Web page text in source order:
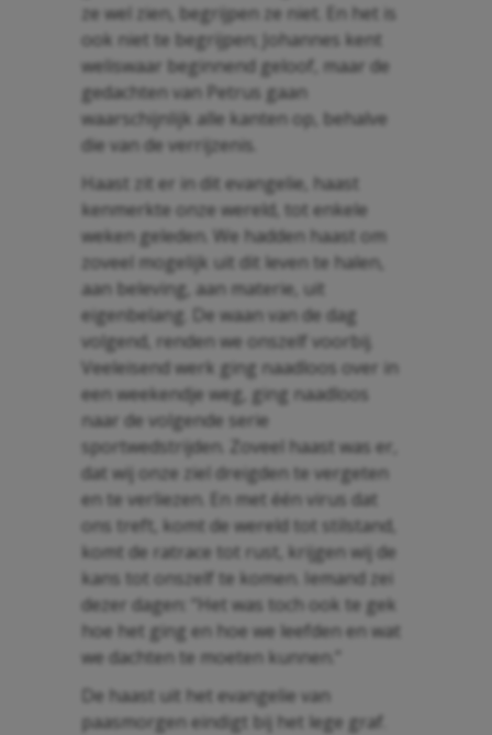
ze wel zien, begrijpen ze niet. En het is
ook niet te begrijpen; Johannes kent
weliswaar beginnend geloof, maar de
gedachten van Petrus gaan
waarschijnlijk alle kanten op, behalve
die van de verrijzenis.
Haast zit er in dit evangelie, haast
kenmerkte onze wereld, tot enkele
weken geleden. We hadden haast om
zoveel mogelijk uit dit leven te halen,
aan beleving, aan materie, uit
eigenbelang. De waan van de dag
volgend, renden we onszelf voorbij.
Veeleisend werk ging naadloos over in
een weekendje weg, ging naadloos
naar de volgende serie
sportwedstrijden. Zoveel haast was er,
dat wij onze ziel dreigden te vergeten
en te verliezen. En met één virus dat
ons treft, komt de wereld tot stilstand,
komt de ratrace tot rust, krijgen wij de
kans tot onszelf te komen. Iemand zei
dezer dagen: “Het was toch ook te gek
hoe het ging en hoe we leefden en wat
we dachten te moeten kunnen.”
De haast uit het evangelie van
paasmorgen eindigt bij het lege graf.